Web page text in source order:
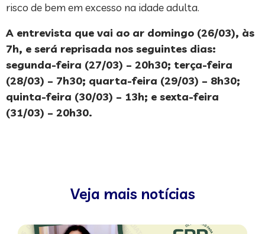
risco de bem em excesso na idade adulta.
A entrevista que vai ao ar domingo (26/03), às
7h, e será reprisada nos seguintes dias:
segunda-feira (27/03) – 20h30; terça-feira
(28/03) – 7h30; quarta-feira (29/03) – 8h30;
quinta-feira (30/03) – 13h; e sexta-feira
(31/03) – 20h30.
Veja mais notícias